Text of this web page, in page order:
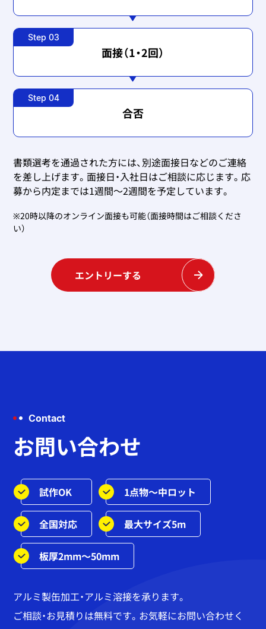
Step 03
面接（1・2回）
Step 04
合否
書類選考を通過された方には、別途面接日などのご連絡
を差し上げます。面接日・入社日はご相談に応じます。応
募から内定までは1週間～2週間を予定しています。
※20時以降のオンライン面接も可能（面接時間はご相談くださ
い）
エントリーする
Contact
お問い合わせ
試作OK 1点物～中ロット
全国対応 最大サイズ5m
板厚2mm～50mm
アルミ製缶加工・アルミ溶接を承ります。
ご相談・お見積りは無料です。お気軽にお問い合わせく